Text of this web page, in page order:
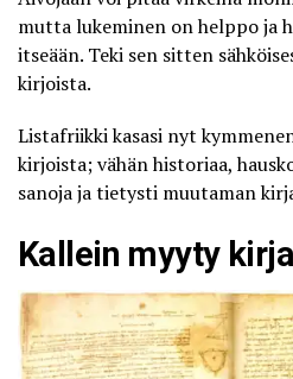
mutta lukeminen on helppo ja
itseään. Teki sen sitten
kirjoista.
Listafriikkikasasi nyt
kirjoista; vähän historiaa,
sanoja ja tietysti muutaman
Kallein myyty kirja